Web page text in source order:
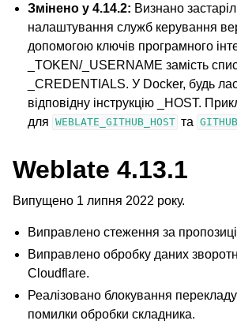
Змінено у 4.14.2: Визнано
налаштування служб керування
допомогою ключів програмного
_TOKEN/_USERNAME замість
_CREDENTIALS. У Docker, будь
відповідну інструкцію _HOST.
для WEBLATE_GITHUB_HOST та
Weblate 4.13.1
Випущено 1 липня 2022 року.
Виправлено стеження за
Виправлено обробку даних
Cloudflare.
Реалізовано блокування перекладу
помилки обробки складника.